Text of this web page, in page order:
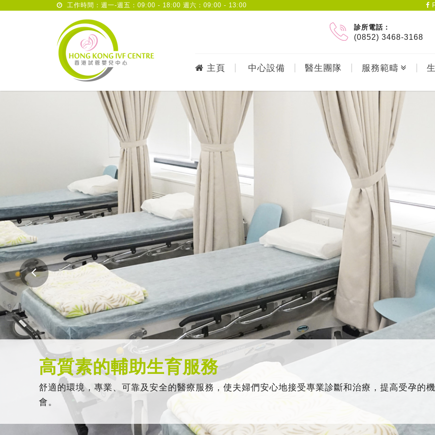
工作時間：週一-週五：09:00 - 18:00 週六：09:00 - 13:00
診所電話：
(0852) 3468-3168
主頁 中心設備 醫生團隊 服務範疇
高質素的輔助生育服務
舒適的環境，專業、可靠及安全的醫療服務，使夫婦們安心地接受專業診斷和治療，提高受孕的機
會。